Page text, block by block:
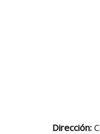
Dirección: